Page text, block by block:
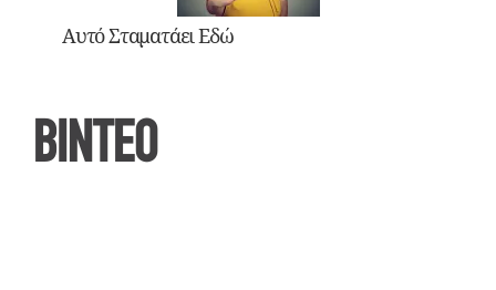
Αυτό Σταματάει Εδώ
ΒΙΝΤΕΟ